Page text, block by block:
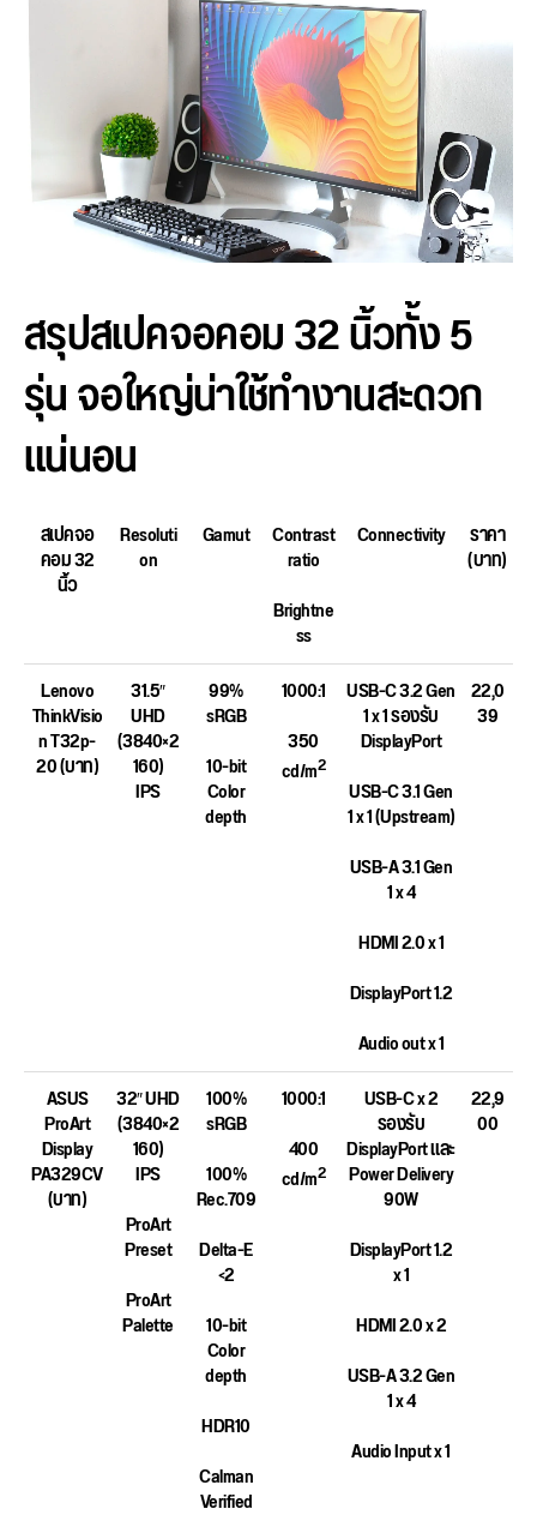
สรุปสเปคจอคอม 32 นิ้วทั้ง 5
รุ่น จอใหญ่น่าใช้ทำงานสะดวก
แน่นอน
สเปคจอ
คอม 32
นิ้ว
Resoluti
on
Gamut Contrast
ratio
Brightne
ss
Connectivity ราคา
(บาท)
Lenovo
ThinkVisio
n T32p-
20 (บาท)
31.5″
UHD
(3840×2
160)
IPS
99%
sRGB
10-bit
Color
depth
1000:1
350
cd/m2
USB-C 3.2 Gen
1 x 1 รองรับ
DisplayPort
USB-C 3.1 Gen
1 x 1 (Upstream)
USB-A 3.1 Gen
1 x 4
HDMI 2.0 x 1
DisplayPort 1.2
Audio out x 1
22,0
39
ASUS
ProArt
Display
PA329CV
(บาท)
32″ UHD
(3840×2
160)
IPS
ProArt
Preset
ProArt
Palette
100%
sRGB
100%
Rec.709
Delta-E
<2
10-bit
Color
depth
HDR10
Calman
Verified
1000:1
400
cd/m2
USB-C x 2
รองรับ
DisplayPort และ
Power Delivery
90W
DisplayPort 1.2
x 1
HDMI 2.0 x 2
USB-A 3.2 Gen
1 x 4
Audio Input x 1
22,9
00